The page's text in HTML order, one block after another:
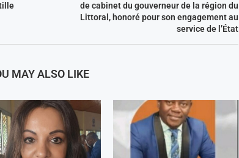
de cabinet du gouverneur de la région du
Littoral, honoré pour son engagement au
service de l’État
MAY ALSO LIKE